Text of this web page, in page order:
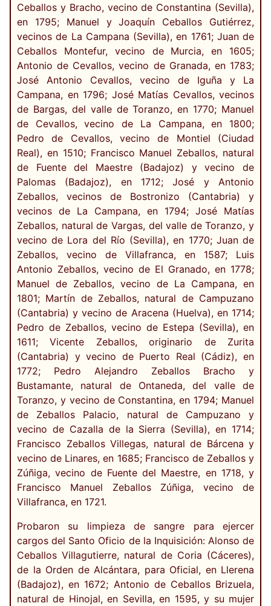
Ceballos y Bracho, vecino de Constantina (Sevilla),
en 1795; Manuel y Joaquín Ceballos Gutiérrez,
vecinos de La Campana (Sevilla), en 1761; Juan de
Ceballos Montefur, vecino de Murcia, en 1605;
Antonio de Cevallos, vecino de Granada, en 1783;
José Antonio Cevallos, vecino de Iguña y La
Campana, en 1796; José Matías Cevallos, vecinos
de Bargas, del valle de Toranzo, en 1770; Manuel
de Cevallos, vecino de La Campana, en 1800;
Pedro de Cevallos, vecino de Montiel (Ciudad
Real), en 1510; Francisco Manuel Zeballos, natural
de Fuente del Maestre (Badajoz) y vecino de
Palomas (Badajoz), en 1712; José y Antonio
Zeballos, vecinos de Bostronizo (Cantabria) y
vecinos de La Campana, en 1794; José Matías
Zeballos, natural de Vargas, del valle de Toranzo, y
vecino de Lora del Río (Sevilla), en 1770; Juan de
Zeballos, vecino de Villafranca, en 1587; Luis
Antonio Zeballos, vecino de El Granado, en 1778;
Manuel de Zeballos, vecino de La Campana, en
1801; Martín de Zeballos, natural de Campuzano
(Cantabria) y vecino de Aracena (Huelva), en 1714;
Pedro de Zeballos, vecino de Estepa (Sevilla), en
1611; Vicente Zeballos, originario de Zurita
(Cantabria) y vecino de Puerto Real (Cádiz), en
1772; Pedro Alejandro Zeballos Bracho y
Bustamante, natural de Ontaneda, del valle de
Toranzo, y vecino de Constantina, en 1794; Manuel
de Zeballos Palacio, natural de Campuzano y
vecino de Cazalla de la Sierra (Sevilla), en 1714;
Francisco Zeballos Villegas, natural de Bárcena y
vecino de Linares, en 1685; Francisco de Zeballos y
Zúñiga, vecino de Fuente del Maestre, en 1718, y
Francisco Manuel Zeballos Zúñiga, vecino de
Villafranca, en 1721.
Probaron su limpieza de sangre para ejercer
cargos del Santo Oficio de la Inquisición: Alonso de
Ceballos Villagutierre, natural de Coria (Cáceres),
de la Orden de Alcántara, para Oficial, en Llerena
(Badajoz), en 1672; Antonio de Ceballos Brizuela,
natural de Hinojal, en Sevilla, en 1595, y su mujer